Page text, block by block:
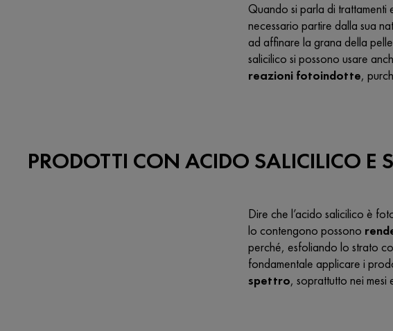
Quando si parla di
necessario partire dalla sua
ad affinare la grana della
salicilico si possono usare
reazioni fotoindotte,
PRODOTTI CON ACIDO SALICILICO E
Dire chel’acido salicilico è
lo contengono possono
perché, esfoliando lo strato
fondamentale applicare i
spettro, soprattutto nei mesi